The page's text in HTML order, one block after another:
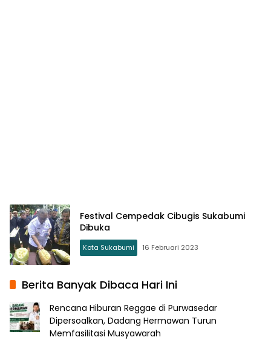
Festival Cempedak Cibugis Sukabumi
Dibuka
Kota Sukabumi 16 Februari 2023
Berita Banyak Dibaca Hari Ini
Rencana Hiburan Reggae di Purwasedar
Dipersoalkan, Dadang Hermawan Turun
Memfasilitasi Musyawarah